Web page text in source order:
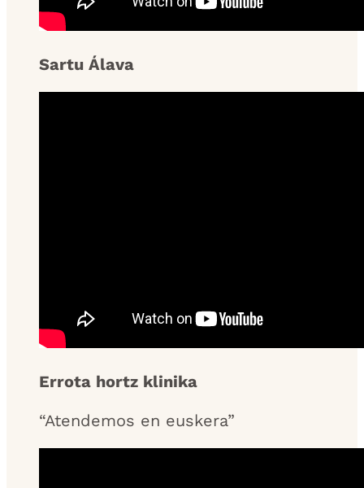
Sartu Álava
Errota hortz klinika
“Atendemos en euskera”